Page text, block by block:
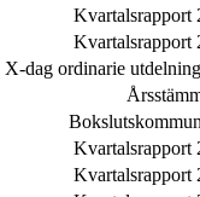
Kvartalsrapport
Kvartalsrapport
X-dag ordinarie
Kvartalsrapport
Kvartalsrapport